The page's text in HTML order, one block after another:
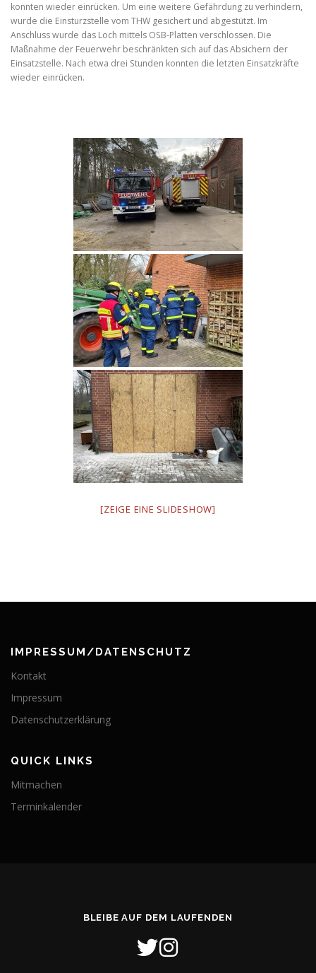
konnten wieder einrücken. Um eine weitere Gefährdung zu verhindern,
wurde die Einsturzstelle vom THW gesichert und abgestützt. Im
Anschluss wurde das Loch mittels OSB-Platten verschlossen. Die
Maßnahme der Feuerwehr beschränkten sich auf das Absichern der
Einsatzstelle. Nach etwa drei Stunden konnten die letzten Einsatzkräfte
wieder einrücken.
[ZEIGE EINE SLIDESHOW]
IMPRESSUM/DATENSCHUTZ
Kontakt
Impressum
Datenschutzerklärung
QUICK LINKS
Mitmachen
Terminkalender
BLEIBE AUF DEM LAUFENDEN